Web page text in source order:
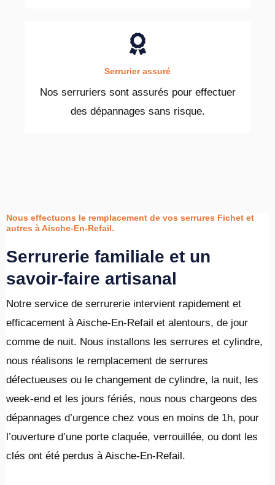
Serrurier assuré
Nos serruriers sont assurés pour effectuer
des dépannages sans risque.
Nous effectuons le remplacement de vos serrures Fichet et
autres à Aische-En-Refail.
Serrurerie familiale et un
savoir-faire artisanal
Notre service de serrurerie intervient rapidement et
efficacement à Aische-En-Refail et alentours, de jour
comme de nuit. Nous installons les serrures et cylindre,
nous réalisons le remplacement de serrures
défectueuses ou le changement de cylindre, la nuit, les
week-end et les jours fériés, nous nous chargeons des
dépannages d’urgence chez vous en moins de 1h, pour
l’ouverture d’une porte claquée, verrouillée, ou dont les
clés ont été perdus à Aische-En-Refail.